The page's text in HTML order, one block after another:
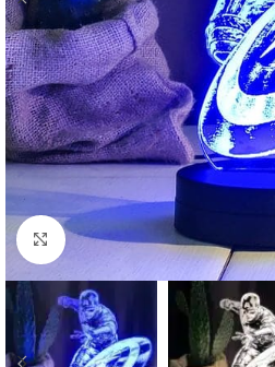
Click to enlarge